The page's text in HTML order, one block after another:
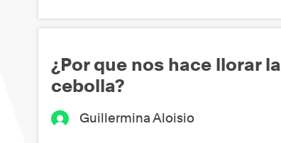
¿Por que nos hace llorar la
cebolla?
Guillermina Aloisio